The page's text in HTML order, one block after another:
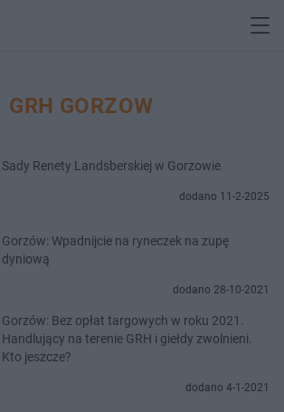
GRH GORZOW
Sady Renety Landsberskiej w Gorzowie
dodano 11-2-2025
Gorzów: Wpadnijcie na ryneczek na zupę
dyniową
dodano 28-10-2021
Gorzów: Bez opłat targowych w roku 2021.
Handlujący na terenie GRH i giełdy zwolnieni.
Kto jeszcze?
dodano 4-1-2021